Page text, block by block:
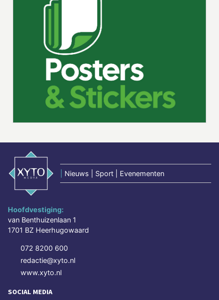
Nieuws | Sport | Evenementen
Hoofdvestiging:
van Benthuizenlaan 1
1701 BZ Heerhugowaard
072 8200 600
redactie@xyto.nl
www.xyto.nl
SOCIAL MEDIA